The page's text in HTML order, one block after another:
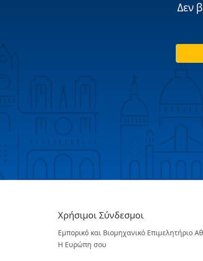
Δεν
Χρήσιμοι Σύνδεσμοι
Εμπορικό και Βιομηχανικό Επιμελητήριο
Η Ευρώπη σου